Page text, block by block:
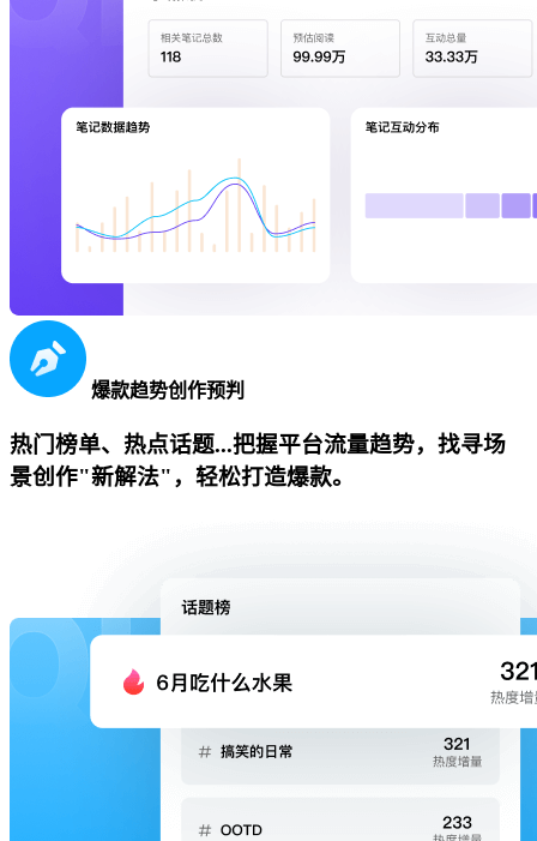
爆款趋势创作预判
热门榜单、热点话题...把握平台流量趋势，找寻场
景创作"新解法"，轻松打造爆款。